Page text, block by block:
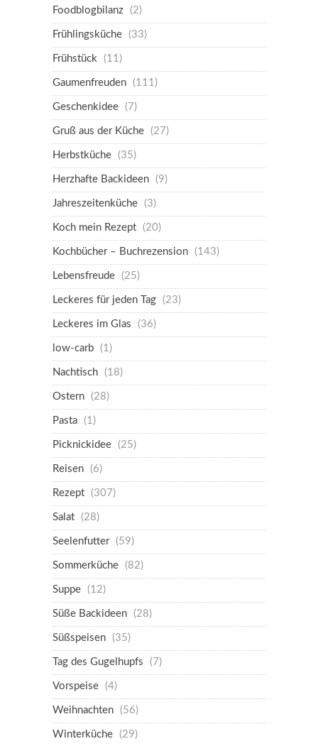
Foodblogbilanz (2)
Frühlingsküche (33)
Frühstück (11)
Gaumenfreuden (111)
Geschenkidee (7)
Gruß aus der Küche (27)
Herbstküche (35)
Herzhafte Backideen (9)
Jahreszeitenküche (3)
Koch mein Rezept (20)
Kochbücher – Buchrezension (143)
Lebensfreude (25)
Leckeres für jeden Tag (23)
Leckeres im Glas (36)
low-carb (1)
Nachtisch (18)
Ostern (28)
Pasta (1)
Picknickidee (25)
Reisen (6)
Rezept (307)
Salat (28)
Seelenfutter (59)
Sommerküche (82)
Suppe (12)
Süße Backideen (28)
Süßspeisen (35)
Tag des Gugelhupfs (7)
Vorspeise (4)
Weihnachten (56)
Winterküche (29)